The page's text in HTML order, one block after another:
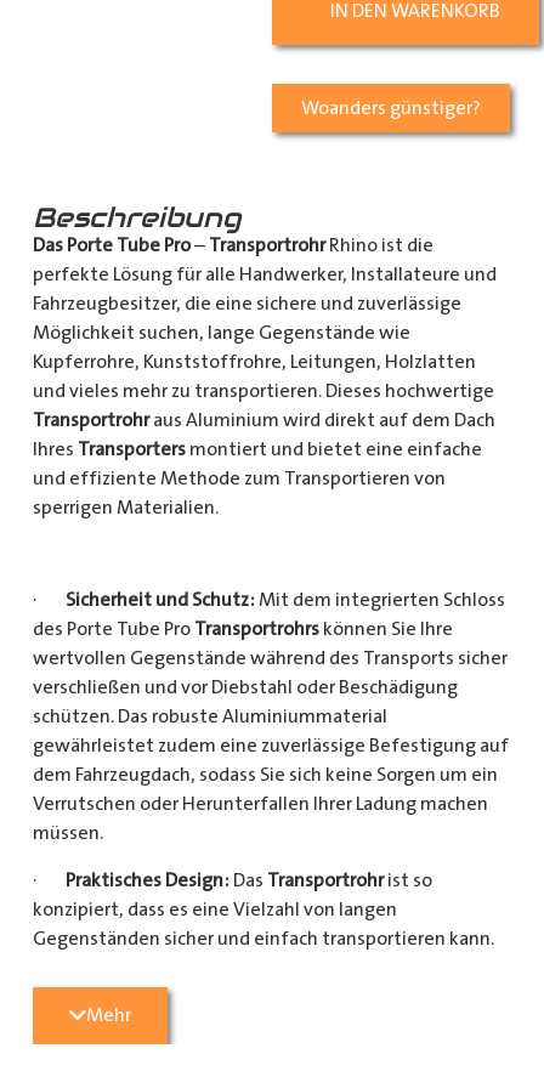
IN DEN WARENKORB
Woanders günstiger?
Beschreibung
Das Porte Tube Pro– TransportrohrRhino ist die
perfekte Lösung für alle Handwerker, Installateure und
Fahrzeugbesitzer, die eine sichere und zuverlässige
Möglichkeit suchen, lange Gegenstände wie
Kupferrohre, Kunststoffrohre, Leitungen, Holzlatten
und vieles mehr zu transportieren. Dieses hochwertige
Transportrohraus Aluminium wird direkt auf dem Dach
Ihres Transportersmontiert und bietet eine einfache
und effiziente Methode zum Transportieren von
sperrigen Materialien.
· Sicherheit und Schutz: Mit dem integrierten Schloss
des Porte Tube Pro Transportrohrskönnen Sie Ihre
wertvollen Gegenstände während des Transports sicher
verschließen und vor Diebstahl oder Beschädigung
schützen. Das robuste Aluminiummaterial
gewährleistet zudem eine zuverlässige Befestigung auf
dem Fahrzeugdach, sodass Sie sich keine Sorgen um ein
Verrutschen oder Herunterfallen Ihrer Ladung machen
müssen.
· Praktisches Design: Das Transportrohrist so
konzipiert, dass es eine Vielzahl von langen
Gegenständen sicher und einfach transportieren kann.
Kunststoffrohre für den Sanitärbereich oder Holzlatten
für den Bau benötigen, dieses
Mehr